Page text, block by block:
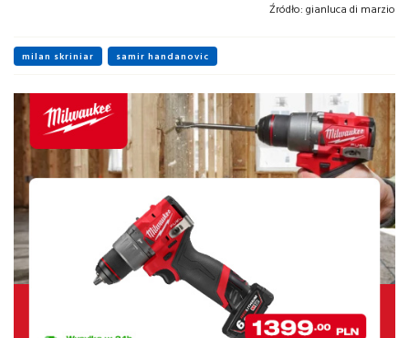
Źródło: gianluca di marzio
milan skriniar samir handanovic